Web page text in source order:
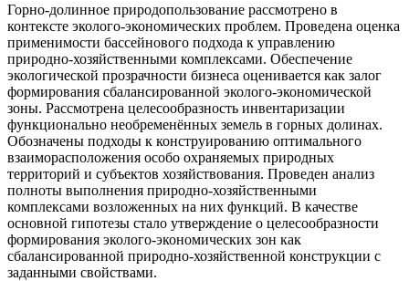
Горно-долинное природопользование рассмотрено в
контексте эколого-экономических проблем. Проведена оценка
применимости бассейнового подхода к управлению
природно-хозяйственными комплексами. Обеспечение
экологической прозрачности бизнеса оценивается как залог
формирования сбалансированной эколого-экономической
зоны. Рассмотрена целесообразность инвентаризации
функционально необременённых земель в горных долинах.
Обозначены подходы к конструированию оптимального
взаиморасположения особо охраняемых природных
территорий и субъектов хозяйствования. Проведен анализ
полноты выполнения природно-хозяйственными
комплексами возложенных на них функций. В качестве
основной гипотезы стало утверждение о целесообразности
формирования эколого-экономических зон как
сбалансированной природно-хозяйственной конструкции с
заданными свойствами.